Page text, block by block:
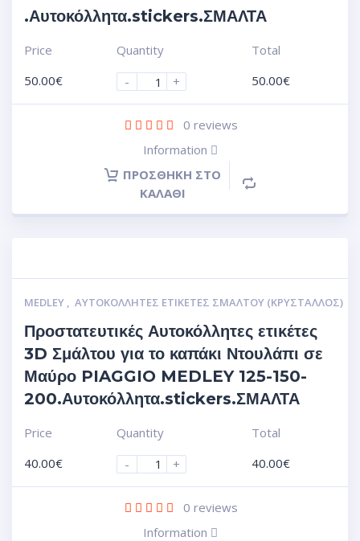
.Αυτοκόλλητα.stickers.ΣΜΑΛΤΑ
Price
50.00€
Quantity
-
+
Total
50.00€
0 reviews
Information
ΠΡΟΣΘΉΚΗ ΣΤΟ
ΚΑΛΆΘΙ
MEDLEY ΑΥΤΟΚΌΛΛΗΤΕΣ ΕΤΙΚΈΤΕΣ ΣΜΆΛΤΟΥ (ΚΡΥΣΤΑΛΛΟΣ)
Προστατευτικές Αυτοκόλλητες ετικέτες
3D Σμάλτου για το καπάκι Ντουλάπι σε
Μαύρο PIAGGIO MEDLEY 125-150-
200.Αυτοκόλλητα.stickers.ΣΜΑΛΤΑ
Price
40.00€
Quantity
-
+
Total
40.00€
0 reviews
Information